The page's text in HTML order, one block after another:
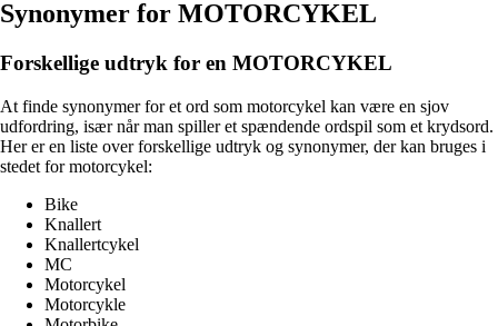
Synonymer for MOTORCYKEL
Forskellige udtryk for en MOTORCYKEL
At finde synonymer for et ord som motorcykel kan være en sjov
udfordring, især når man spiller et spændende ordspil som et krydsord.
Her er en liste over forskellige udtryk og synonymer, der kan bruges i
stedet for motorcykel:
Bike
Knallert
Knallertcykel
MC
Motorcykel
Motorcykle